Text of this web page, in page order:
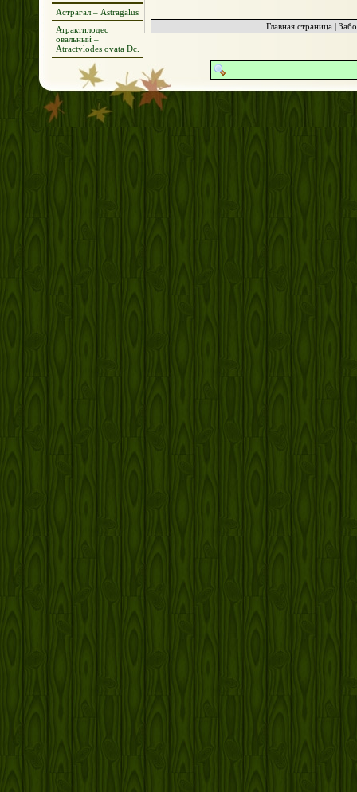
Главная страница|
Астрагал – Astragalus
Атрактилодес
овальный –
Atractylodes ovata Dc.